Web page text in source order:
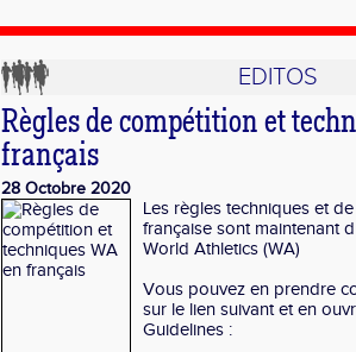
EDITOS
Règles de compétition et
français
28 Octobre 2020
Les règles techniques et
française sont maintenant
World Athletics (WA)
Vous pouvez en prendre
sur le lien suivant et en
Guidelines :